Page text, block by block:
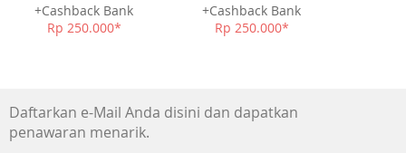
+Cashback Bank
Rp 250.000*
+Cashback Bank
Rp 250.000*
Daftarkan e-Mail Anda disini dan dapatkan
penawaran menarik.